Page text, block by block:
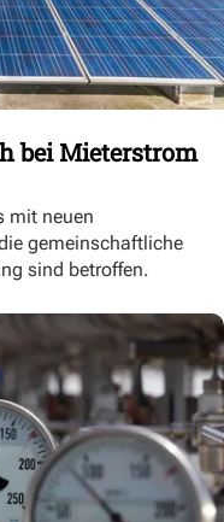
bei Mieterstrom
mit neuen
gemeinschaftliche
sind betroffen.